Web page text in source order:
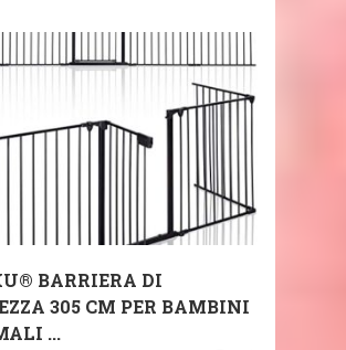
BARRIERA DI
305 CM PER BAMBINI
...